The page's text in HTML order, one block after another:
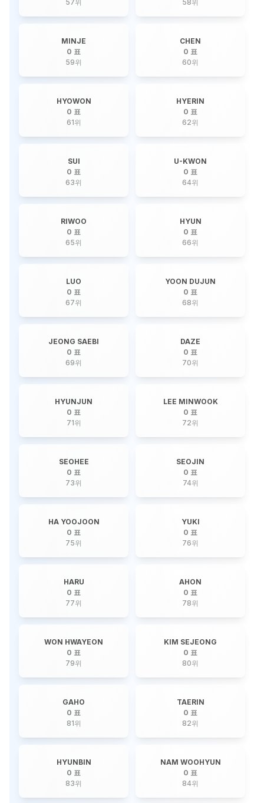
57위 58위
MINJE
0 표
59위
CHEN
0 표
60위
HYOWON
0 표
61위
HYERIN
0 표
62위
SUI
0 표
63위
U-KWON
0 표
64위
RIWOO
0 표
65위
HYUN
0 표
66위
LUO
0 표
67위
YOON DUJUN
0 표
68위
JEONG SAEBI
0 표
69위
DAZE
0 표
70위
HYUNJUN
0 표
71위
LEE MINWOOK
0 표
72위
SEOHEE
0 표
73위
SEOJIN
0 표
74위
HA YOOJOON
0 표
75위
YUKI
0 표
76위
HARU
0 표
77위
AHON
0 표
78위
WON HWAYEON
0 표
79위
KIM SEJEONG
0 표
80위
GAHO
0 표
81위
TAERIN
0 표
82위
HYUNBIN
0 표
83위
NAM WOOHYUN
0 표
84위